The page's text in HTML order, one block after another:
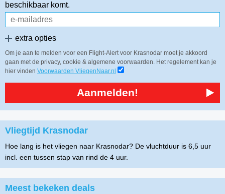
beschikbaar komt.
extra opties
Om je aan te melden voor een Flight-Alert voor Krasnodar moet je akkoord
gaan met de privacy, cookie & algemene voorwaarden. Het regelement kan je
hier vinden Voorwaarden VliegenNaar.nl
Aanmelden!
Vliegtijd Krasnodar
Hoe lang is het vliegen naar Krasnodar? De vluchtduur is 6,5 uur
incl. een tussen stap van rind de 4 uur.
Meest bekeken deals